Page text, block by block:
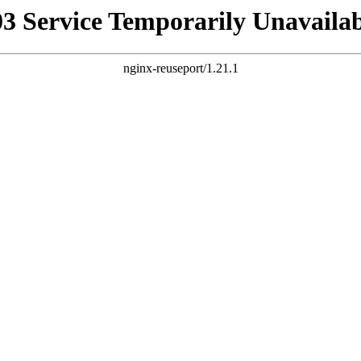
Service Temporarily
nginx-reuseport/1.21.1